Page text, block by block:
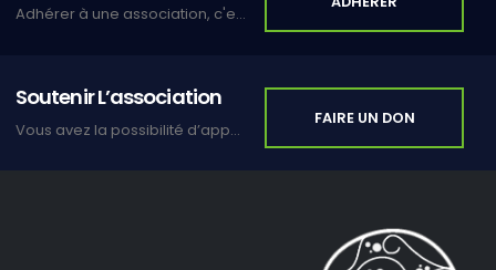
Adhérer à une association, c'est s'inscrire dans un lien de solidarité et de partage.
Soutenir L’association
Vous avez la possibilité d’apporter votre soutien en faisant un don.
FAIRE UN DON